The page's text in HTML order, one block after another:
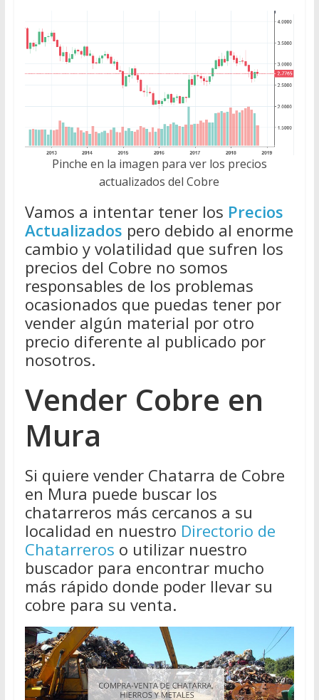
Pinche en la imagen para ver los precios
actualizados del Cobre
Vamos a intentar tener los Precios
Actualizados pero debido al enorme
cambio y volatilidad que sufren los
precios del Cobre no somos
responsables de los problemas
ocasionados que puedas tener por
vender algún material por otro
precio diferente al publicado por
nosotros.
Vender Cobre en
Mura
Si quiere vender Chatarra de Cobre
en Mura puede buscar los
chatarreros más cercanos a su
localidad en nuestro Directorio de
Chatarreros o utilizar nuestro
buscador para encontrar mucho
más rápido donde poder llevar su
cobre para su venta.